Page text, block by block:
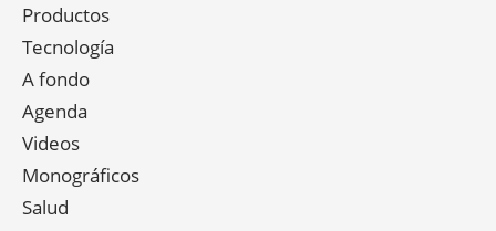
Productos
Tecnología
A fondo
Agenda
Videos
Monográficos
Salud